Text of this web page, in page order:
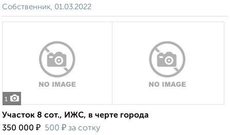
Собственник, 01.03.2022
1
Участок 8 сот., ИЖС, в черте города
350 000 ₽ 500 ₽ за сотку